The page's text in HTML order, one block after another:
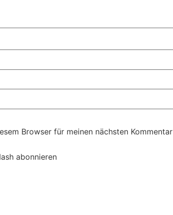
Browser für meinen nächsten Kommentar
abonnieren